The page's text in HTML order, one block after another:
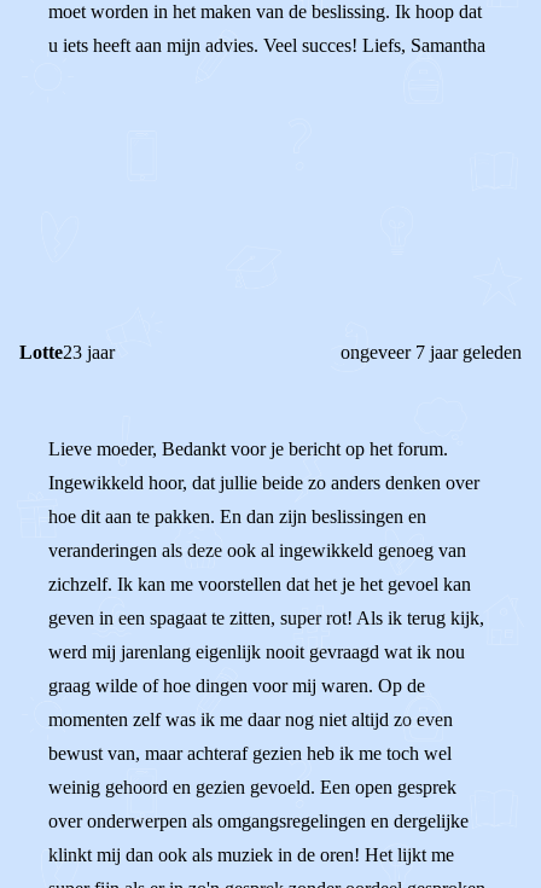
moet worden in het maken van de beslissing. Ik hoop dat
u iets heeft aan mijn advies. Veel succes! Liefs, Samantha
Lotte23 jaar ongeveer 7 jaar geleden
Lieve moeder, Bedankt voor je bericht op het forum.
Ingewikkeld hoor, dat jullie beide zo anders denken over
hoe dit aan te pakken. En dan zijn beslissingen en
veranderingen als deze ook al ingewikkeld genoeg van
zichzelf. Ik kan me voorstellen dat het je het gevoel kan
geven in een spagaat te zitten, super rot! Als ik terug kijk,
werd mij jarenlang eigenlijk nooit gevraagd wat ik nou
graag wilde of hoe dingen voor mij waren. Op de
momenten zelf was ik me daar nog niet altijd zo even
bewust van, maar achteraf gezien heb ik me toch wel
weinig gehoord en gezien gevoeld. Een open gesprek
over onderwerpen als omgangsregelingen en dergelijke
klinkt mij dan ook als muziek in de oren! Het lijkt me